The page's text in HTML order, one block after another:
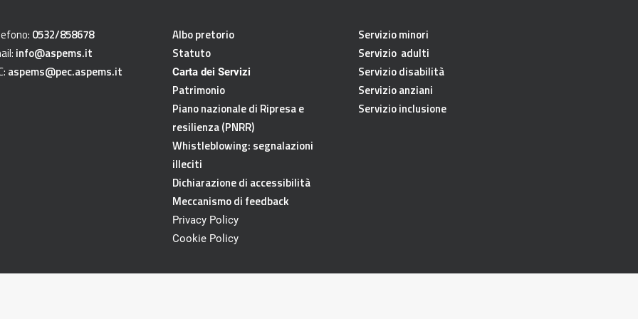
0532/858678
info@aspems.it
aspems@pec.aspems.it
Albo pretorio
Statuto
Carta dei Servizi
Patrimonio
Piano nazionale di Ripresa e
resilienza (PNRR)
Whistleblowing: segnalazioni
illeciti
Dichiarazione di accessibilità
Meccanismo di feedback
Privacy Policy
Cookie Policy
Servizio minori
Servizio adulti
Servizio disabilità
Servizio anziani
Servizio inclusione